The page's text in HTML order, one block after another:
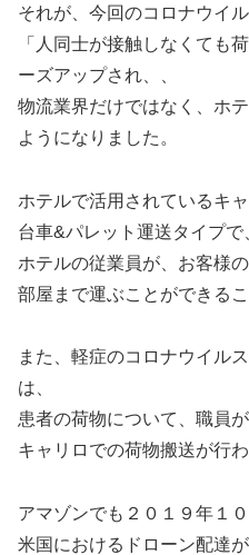
それが、今回のコロナウイ
「人同士が接触しなくても
ーズアップされ、、
物流業界だけではなく、ホ
ようになりました。
ホテルで活用されているキ
台車&パレット運送タイプで
ホテルの従業員が、お客様
部屋まで運ぶことができる
また、軽症のコロナウイル
は、
患者の荷物について、職員
キャリロでの荷物搬送が行
アマゾンでも２０１９年１
米国におけるドローン配達